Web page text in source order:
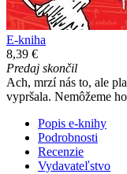
E-kniha
8,39 €
Predaj skončil
Ach, mrzí nás to, ale
vypršala. Nemôžeme
Popis e-knihy
Podrobnosti
Recenzie
Vydavateľstvo